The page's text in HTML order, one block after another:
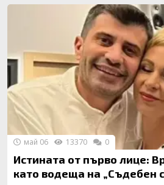
Истината от първо лице:
като водеща на „Съдебен
май 06 13370 0